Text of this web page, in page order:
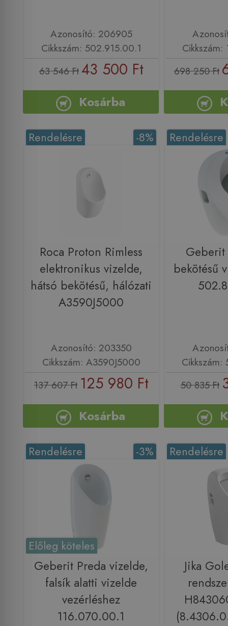
Azonosító: 206905
Cikkszám: 502.915.00.1
63 546 Ft 43 500 Ft
Kosárba
698 250 Ft
-8%
Rendelésre
Roca Proton Rimless
elektronikus vizelde,
hátsó bekötésű, hálózati
A3590J5000
Azonosító: 203350
Cikkszám: A3590J5000
137 607 Ft 125 980 Ft
Kosárba
Rendelésre
Geberit
bekötésű
50 835 Ft
-3%
Rendelésre
Előleg köteles
Geberit Preda vizelde,
falsík alatti vizelde
vezérléshez
116.070.00.1
Rendelésre
Jika